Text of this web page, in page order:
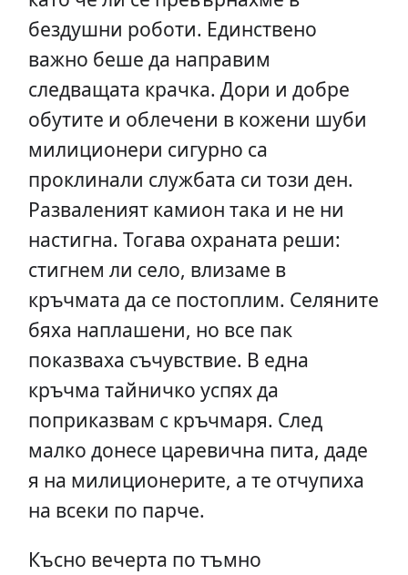
бездушни роботи. Единствено
важно беше да направим
следващата крачка. Дори и добре
обутите и облечени в кожени шуби
милиционери сигурно са
проклинали службата си този ден.
Разваленият камион така и не ни
настигна. Тогава охраната реши:
стигнем ли село, влизаме в
кръчмата да се постоплим. Селяните
бяха наплашени, но все пак
показваха съчувствие. В една
кръчма тайничко успях да
поприказвам с кръчмаря. След
малко донесе царевична пита, даде
я на милиционерите, а те отчупиха
на всеки по парче.
Късно вечерта по тъмно